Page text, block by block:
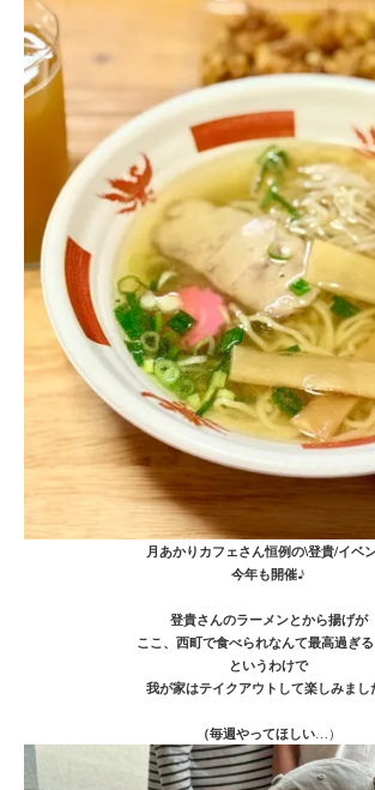
月あかりカフェさん恒例の\登貴/イベ
今年も開催♪
登貴さんのラーメンとから揚げが
ここ、西町で食べられなんて最高過ぎる
というわけで
我が家はテイクアウトして楽しみまし
（毎週やってほしい…）